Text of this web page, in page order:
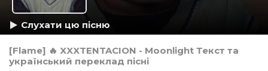
Слухати цю пісню
[Flame] 🔥 XXXTENTACION - Moonlight Текст та
український переклад пісні